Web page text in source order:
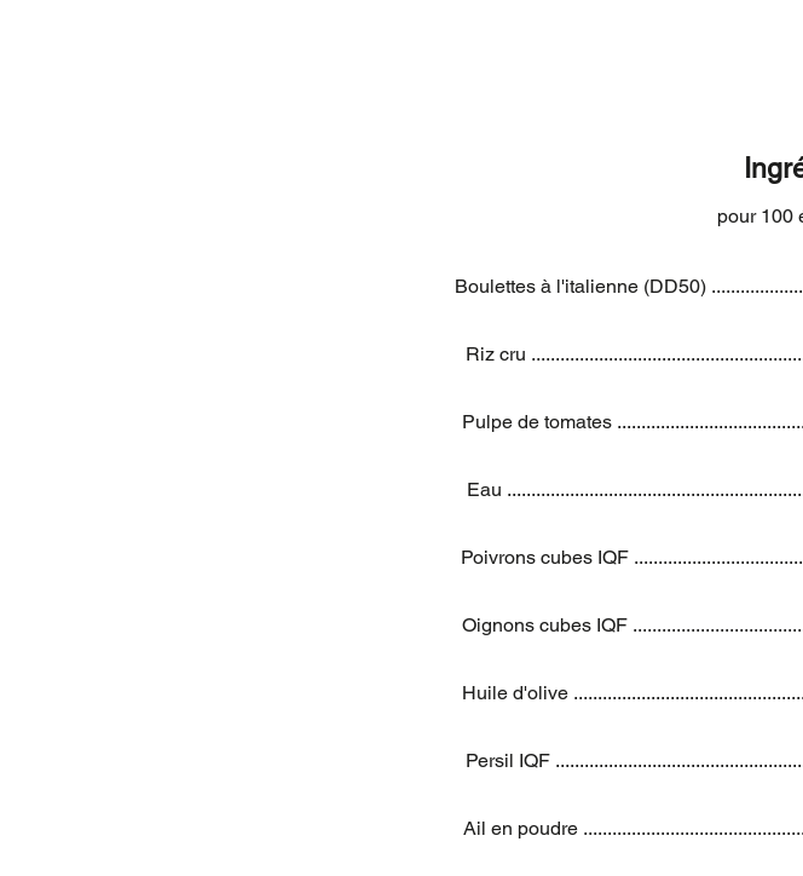
pour 100
Boulettes à l'italienne (DD50)
Riz cru
Pulpe de tomates
Eau
Poivrons cubes IQF
Oignons cubes IQF
Huile d'olive
Persil IQF
Ail en poudre